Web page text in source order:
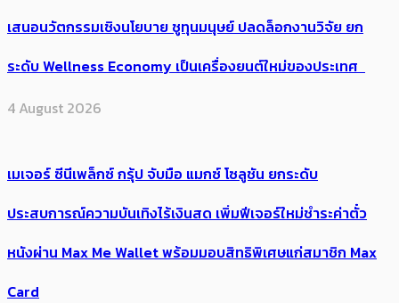
เสนอนวัตกรรมเชิงนโยบาย ชูทุนมนุษย์ ปลดล็อกงานวิจัย ยก
ระดับ Wellness Economy เป็นเครื่องยนต์ใหม่ของประเทศ
4 August 2026
เมเจอร์ ซีนีเพล็กซ์ กรุ้ป จับมือ แมกซ์ โซลูชัน ยกระดับ
ประสบการณ์ความบันเทิงไร้เงินสด เพิ่มฟีเจอร์ใหม่ชำระค่าตั๋ว
หนังผ่าน Max Me Wallet พร้อมมอบสิทธิพิเศษแก่สมาชิก Max
Card